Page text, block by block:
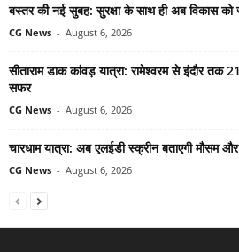
बस्तर की नई सुबह: सुरक्षा के साथ ही अब विकास को
CG News - August 6, 2026
सीताराम डाक कांवड़ यात्रा: रामेश्वरम से इंदौर तक
सफर
CG News - August 6, 2026
चारधाम यात्रा: अब एलईडी स्क्रीन बताएगी मौसम
CG News - August 6, 2026